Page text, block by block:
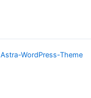
Astra-WordPress-Theme